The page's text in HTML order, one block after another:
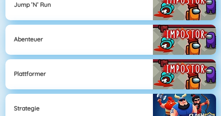
Jump ’n’ Run
Abenteuer
Plattformer
Strategie